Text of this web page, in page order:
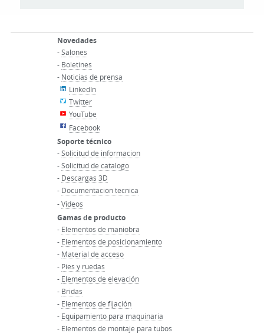
Novedades
-Salones
- Boletines
- Noticias de prensa
LinkedIn
Twitter
YouTube
Facebook
Soporte técnico
-Solicitud de informacion
-Solicitud de catalogo
- Descargas 3D
- Documentacion tecnica
-Videos
Gamas de producto
- Elementos de maniobra
- Elementos de posicionamiento
- Material de acceso
- Pies y ruedas
- Elementos de elevación
- Bridas
- Elementos de fijación
- Equipamiento para maquinaria
- Elementos de montaje para tubos